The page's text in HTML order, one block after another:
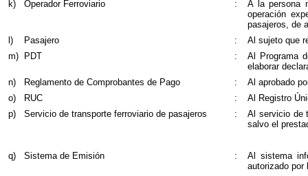
k)
Operador Ferroviario :
A la persona
operación
pasajeros, de
l)
Pasajero :
Al sujeto que
m)
PDT :
Al Programa
elaborar
n)
Reglamento de Comprobantes de Pago :
Al aprobado
o)
RUC :
Al Registro
p)
Servicio de transporte ferroviario de pasajeros :
Al servicio de
salvo el
q) Sistema de Emisión :
Al sistema
autorizado por